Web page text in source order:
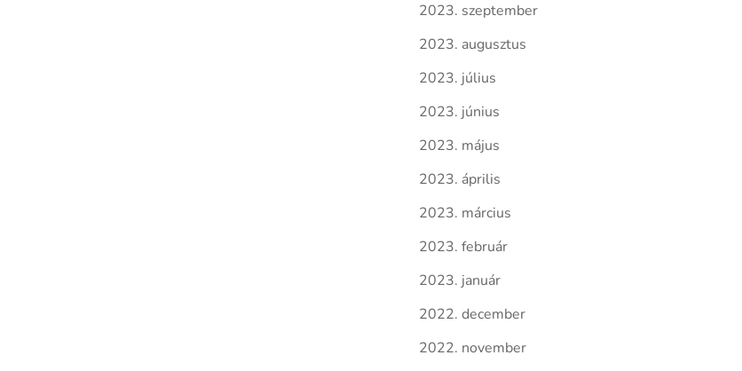
2023. szeptember
2023. augusztus
2023. július
2023. június
2023. május
2023. április
2023. március
2023. február
2023. január
2022. december
2022. november